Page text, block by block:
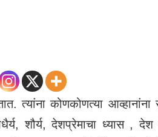
त्यांना कोणकोणत्या आव्हानांना
शौर्य, देशप्रेमाचा ध्यास , देश